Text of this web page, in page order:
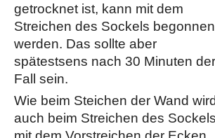
getrocknet ist, kann mit dem
Streichen des Sockels begonnen
werden. Das sollte aber
spätestsens nach 30 Minuten der
Fall sein.
Wie beim Steichen der Wand wird
auch beim Streichen des Sockels